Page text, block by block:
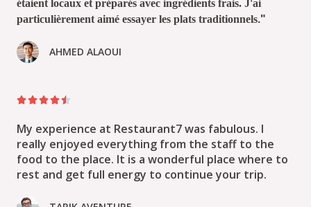
étaient locaux et préparés avec ingrédients frais. J'ai
particulièrement aimé essayer les plats traditionnels."
AHMED ALAOUI

My experience at Restaurant7 was fabulous. I
really enjoyed everything from the staff to the
food to the place. It is a wonderful place where to
rest and get full energy to continue your trip.